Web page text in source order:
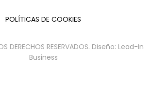
POLÍTICAS DE COOKIES
DERECHOS RESERVADOS. Diseño: Lead-In
Business